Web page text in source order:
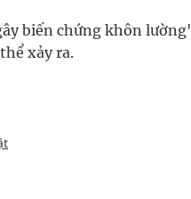
biến chứng khôn
xảy ra.